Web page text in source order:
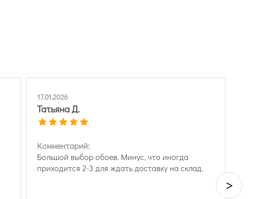
17.01.2026
Татьяна Д.
Комментарий:
Большой выбор обоев. Минус, что иногда
приходится 2-3 для ждать доставку на склад.
>